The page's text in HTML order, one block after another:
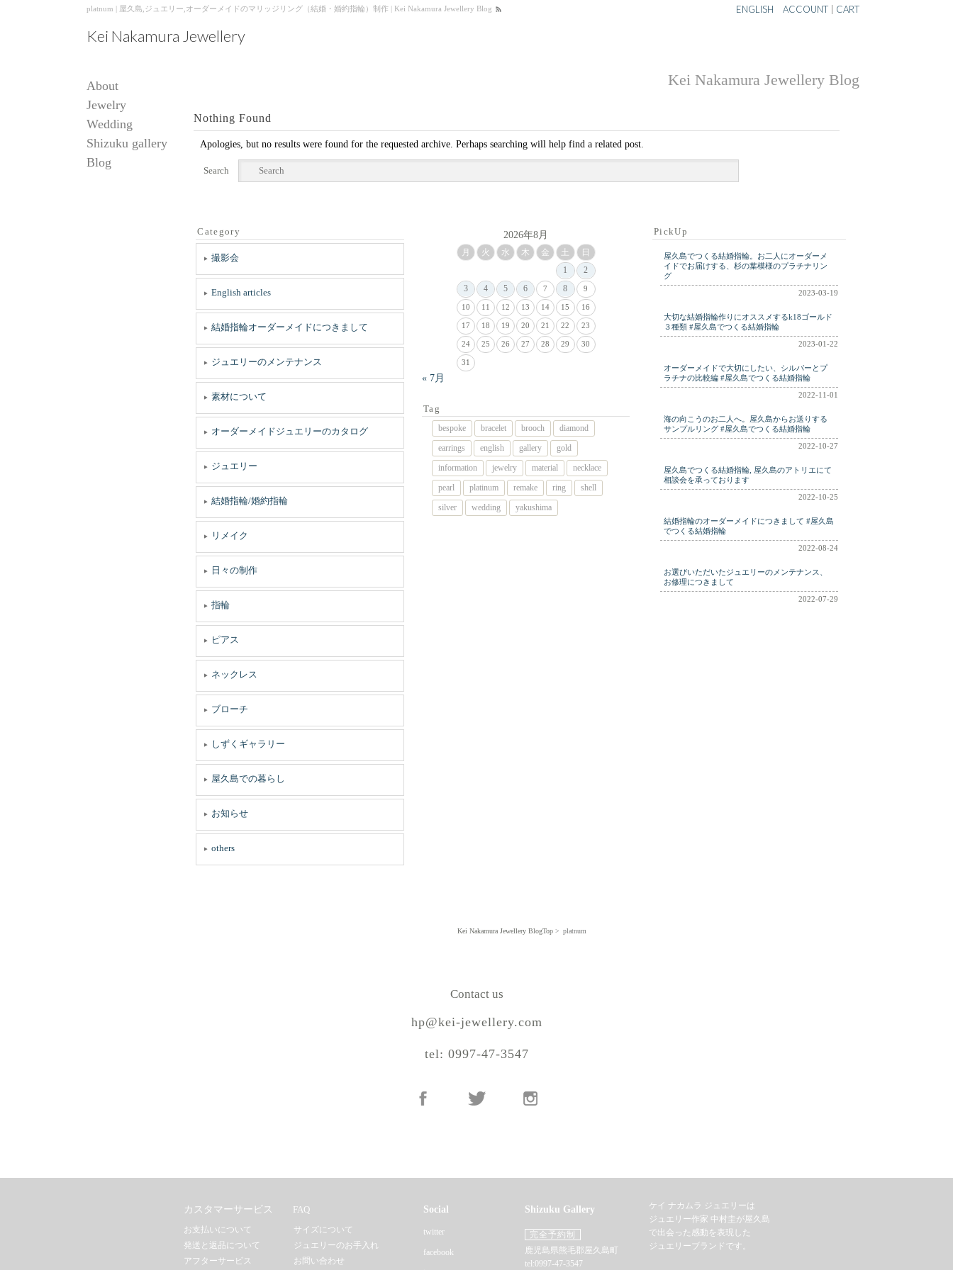
platnum | 屋久島,ジュエリー,オーダーメイドのマリッジリング（結婚・婚約指輪）制作 | Kei Nakamura Jewellery Blog
Kei Nakamura Jewellery
ENGLISH ACCOUNT CART
About
Jewelry
Wedding
Shizuku gallery
Blog
Kei Nakamura Jewellery Blog
Nothing Found
Apologies, but no results were found for the requested archive. Perhaps searching will help find a related post.
Search
Category
撮影会
English articles
結婚指輪オーダーメイドにつきまして
ジュエリーのメンテナンス
素材について
オーダーメイドジュエリーのカタログ
ジュエリー
結婚指輪/婚約指輪
リメイク
日々の制作
指輪
ピアス
ネックレス
ブローチ
しずくギャラリー
屋久島での暮らし
お知らせ
others
2026年8月
月 火 水 木 金 土
日
1
2
3
4 5 6 7 8 9
10 11 12 13 14 15 16
17 18 19 20 21 22 23
24 25 26 27 28 29 30
31
« 7月
Tag
bespoke bracelet brooch
diamond
earrings
english gallery
gold
information
jewelry material
necklace
pearl
platinum remake ring
shell
silver
wedding yakushima
PickUp
屋久島でつくる結婚指輪。お二人にオーダーメ
イドでお届けする、杉の葉模様のプラチナリン
グ
2023-03-19
大切な結婚指輪作りにオススメするk18ゴールド
３種類 #屋久島でつくる結婚指輪
2023-01-22
オーダーメイドで大切にしたい、シルバーとプ
ラチナの比較編 #屋久島でつくる結婚指輪
2022-11-01
海の向こうのお二人へ。屋久島からお送りする
サンプルリング #屋久島でつくる結婚指輪
2022-10-27
屋久島でつくる結婚指輪, 屋久島のアトリエにて
相談会を承っております
2022-10-25
結婚指輪のオーダーメイドにつきまして #屋久島
でつくる結婚指輪
2022-08-24
お選びいただいたジュエリーのメンテナンス、
お修理につきまして
2022-07-29
Kei Nakamura Jewellery BlogTop platnum
Contact us
hp@kei-jewellery.com
tel: 0997-47-3547
カスタマーサービス FAQ
お支払いについて
発送と返品について
アフターサービス
サイズについて
ジュエリーのお手入れ
お問い合わせ
Social
twitter
facebook
Shizuku Gallery
完全予約制
鹿児島県熊毛郡屋久島町
tel:0997-47-3547
ケイ ナカムラ ジュエリーは
ジュエリー作家 中村圭が屋久島
で出会った感動を表現した
ジュエリーブランドです。